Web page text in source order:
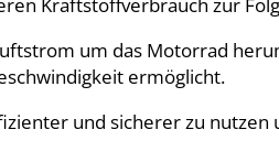
um das Motorrad
ermöglicht.
und sicherer zu nutzen